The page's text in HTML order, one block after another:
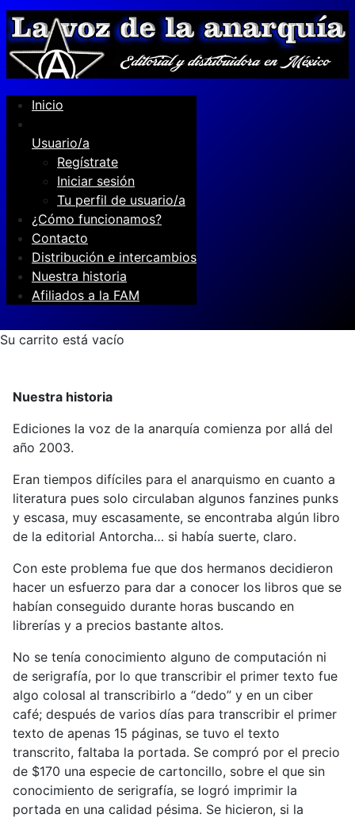
Inicio
Usuario/a
Regístrate
Iniciar sesión
Tu perfil de usuario/a
¿Cómo funcionamos?
Contacto
Distribución e intercambios
Nuestra historia
Afiliados a la FAM
Su carrito está vacío
Nuestra historia
Ediciones la voz de la anarquía comienza por allá del
año 2003.
Eran tiempos difíciles para el anarquismo en cuanto a
literatura pues solo circulaban algunos fanzines punks
y escasa, muy escasamente, se encontraba algún libro
de la editorial Antorcha… si había suerte, claro.
Con este problema fue que dos hermanos decidieron
hacer un esfuerzo para dar a conocer los libros que se
habían conseguido durante horas buscando en
librerías y a precios bastante altos.
No se tenía conocimiento alguno de computación ni
de serigrafía, por lo que transcribir el primer texto fue
algo colosal al transcribirlo a “dedo” y en un ciber
café; después de varios días para transcribir el primer
texto de apenas 15 páginas, se tuvo el texto
transcrito, faltaba la portada. Se compró por el precio
de $170 una especie de cartoncillo, sobre el que sin
conocimiento de serigrafía, se logró imprimir la
portada en una calidad pésima. Se hicieron, si la